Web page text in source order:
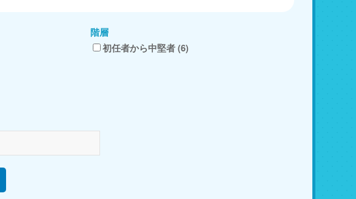
階層
初任者から中堅者 (6)